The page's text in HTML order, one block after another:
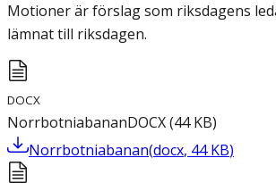
Motioner är förslag som riksdagens
lämnat till riksdagen.
DOCX
NorrbotniabananDOCX(44 KB)
Norrbotniabanan(docx, 44 KB)